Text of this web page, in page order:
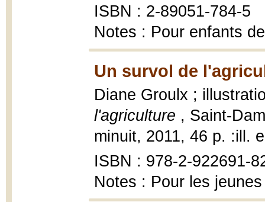
ISBN : 2-89051-784-5
Notes : Pour enfants
Un survol de
Diane Groulx ;
l'agriculture , Saint-
minuit, 2011, 46 p. :ill.
ISBN : 978-2-922691-
Notes : Pour les